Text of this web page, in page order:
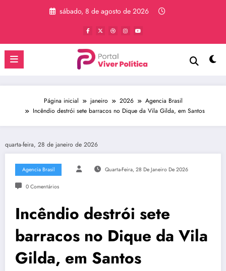
sábado, 8 de agosto de 2026
Página inicial janeiro 2026
Agencia Brasil
Incêndio destrói sete barracos no Dique da Vila Gilda, em Santos
quarta-feira, 28 de janeiro de 2026
Agencia Brasil Quarta-Feira, 28 De Janeiro De 2026
0 Comentários
Incêndio destrói sete
barracos no Dique da Vila
Gilda, em Santos